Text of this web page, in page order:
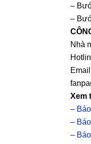
–
–
Nhà
Xem
–
–
–